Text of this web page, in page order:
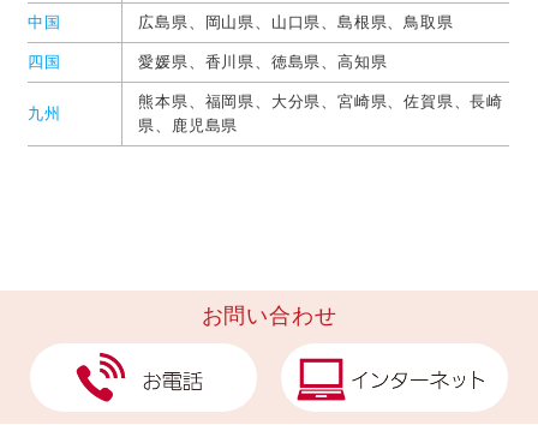
中国 広島県、 岡山県、 山口県、 島根県、鳥取県
四国 愛媛県、 香川県、 徳島県、 高知県
九州
熊本県、 福岡県、 大分県、 宮崎県、佐賀県、長崎
県、 鹿児島県
お問い合わせ